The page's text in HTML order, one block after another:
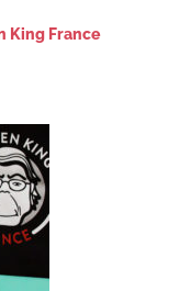
King France